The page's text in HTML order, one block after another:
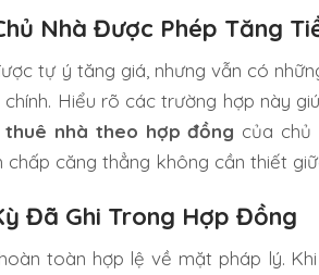
Nhà Được Phép Tăng
tự ý tăng giá, nhưng vẫn có
Hiểu rõ các trường hợp này
nhà theo hợp đồng của chủ
căng thẳng không cần thiết
Đã Ghi Trong Hợp Đồng
toàn hợp lệ về mặt pháp lý.